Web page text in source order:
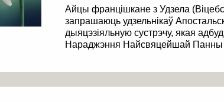
Айцы францішкане з Удзела
запрашаюць удзельнікаў
дыяцэзіяльную сустрэчу, якая
Нараджэння Найсвяцейшай Панны